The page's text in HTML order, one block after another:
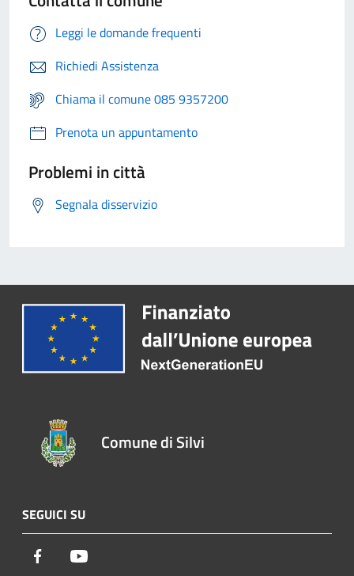
Leggi le domande frequenti
Richiedi Assistenza
Chiama il comune 085 9357200
Prenota un appuntamento
Problemi in città
Segnala disservizio
Comune di Silvi
SEGUICI SU
Facebook